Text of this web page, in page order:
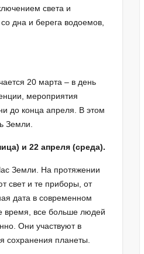
света и
дна и берега водоемов,
20 марта – в день
мероприятия
до конца апреля. В этом
Земли.
и 22 апреля (среда).
Земли. На протяжении
свет и те приборы, от
дата в современном
время, все больше людей
Они участвуют в
сохранения планеты.